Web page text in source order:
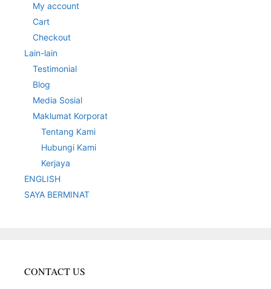
My account
Cart
Checkout
Lain-lain
Testimonial
Blog
Media Sosial
Maklumat Korporat
Tentang Kami
Hubungi Kami
Kerjaya
ENGLISH
SAYA BERMINAT
CONTACT US